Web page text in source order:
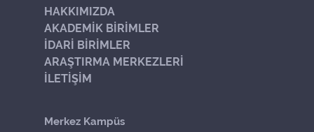
HAKKIMIZDA
AKADEMİK BİRİMLER
İDARİ BİRİMLER
ARAŞTIRMA MERKEZLERİ
İLETİŞİM
Merkez Kampüs